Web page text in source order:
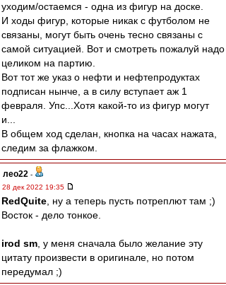
уходим/остаемся - одна из фигур на доске.
И ходы фигур, которые никак с футболом не
связаны, могут быть очень тесно связаны с
самой ситуацией. Вот и смотреть пожалуй надо
целиком на партию.
Вот тот же указ о нефти и нефтепродуктах
подписан нынче, а в силу вступает аж 1
февраля. Упс...Хотя какой-то из фигур могут
и...
В общем ход сделан, кнопка на часах нажата,
следим за флажком.
лео22 -
28 дек 2022 19:35
RedQuite , ну а теперь пусть потреплют там ;)
Восток - дело тонкое.
irod sm , у меня сначала было желание эту
цитату произвести в оригинале, но потом
передумал ;)